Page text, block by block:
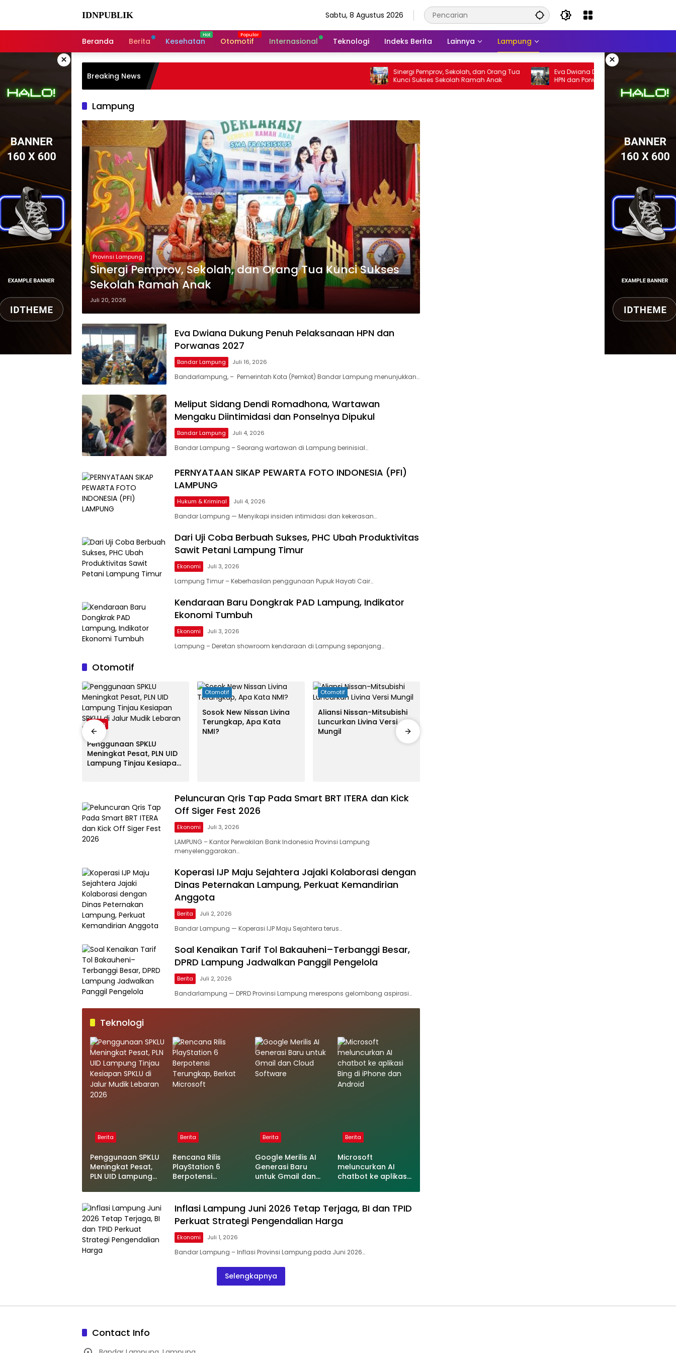
IDNPUBLIK Sabtu, 8 Agustus 2026
Beranda Berita Kesehatan Otomotif Internasional Teknologi Indeks Berita Lainnya Lampung
× ×
Breaking News
Sinergi Pemprov, Sekolah, dan Orang Tua
Kunci Sukses Sekolah Ramah Anak
Eva Dwiana Dukung Penuh Pelaksanaan
HPN dan Porwanas 2027
Lampung
Provinsi Lampung
Sinergi Pemprov, Sekolah, dan Orang Tua Kunci Sukses
Sekolah Ramah Anak
Juli 20, 2026
Eva Dwiana Dukung Penuh Pelaksanaan HPN dan
Porwanas 2027
Bandar Lampung Juli 16, 2026
Bandarlampung, – Pemerintah Kota (Pemkot) Bandar Lampung menunjukkan…
Meliput Sidang Dendi Romadhona, Wartawan
Mengaku Diintimidasi dan Ponselnya Dipukul
Bandar Lampung Juli 4, 2026
Bandar Lampung – Seorang wartawan di Lampung berinisial…
PERNYATAAN SIKAP ​PEWARTA FOTO INDONESIA (PFI)
LAMPUNG
Hukum & Kriminal Juli 4, 2026
​Bandar Lampung — ​Menyikapi insiden intimidasi dan kekerasan…
Dari Uji Coba Berbuah Sukses, PHC Ubah Produktivitas
Sawit Petani Lampung Timur
Ekonomi Juli 3, 2026
Lampung Timur – Keberhasilan penggunaan Pupuk Hayati Cair…
Kendaraan Baru Dongkrak PAD Lampung, Indikator
Ekonomi Tumbuh
Ekonomi Juli 3, 2026
Lampung – Deretan showroom kendaraan di Lampung sepanjang…
Otomotif
Berita
Penggunaan SPKLU
Meningkat Pesat, PLN UID
Lampung Tinjau Kesiapan
Otomotif
Sosok New Nissan Livina
Terungkap, Apa Kata
NMI?
Otomotif
Aliansi Nissan-Mitsubishi
Luncurkan Livina Versi
Mungil
Peluncuran Qris Tap Pada Smart BRT ITERA dan Kick
Off Siger Fest 2026
Ekonomi Juli 3, 2026
LAMPUNG – Kantor Perwakilan Bank Indonesia Provinsi Lampung
menyelenggarakan…
Koperasi IJP Maju Sejahtera Jajaki Kolaborasi dengan
Dinas Peternakan Lampung, Perkuat Kemandirian
Anggota
Berita Juli 2, 2026
Bandar Lampung — Koperasi IJP Maju Sejahtera terus…
Soal Kenaikan Tarif Tol Bakauheni–Terbanggi Besar,
DPRD Lampung Jadwalkan Panggil Pengelola
Berita Juli 2, 2026
Bandarlampung — DPRD Provinsi Lampung merespons gelombang aspirasi…
Teknologi
Berita
Penggunaan SPKLU
Meningkat Pesat,
PLN UID Lampung
SPKLU di Jalur Mudik
Lebaran 2026
Berita
Rencana Rilis
PlayStation 6
Berpotensi
Microsoft
Berita
Google Merilis AI
Generasi Baru
untuk Gmail dan
Berita
Microsoft
meluncurkan AI
chatbot ke aplikasi
Android
Inflasi Lampung Juni 2026 Tetap Terjaga, BI dan TPID
Perkuat Strategi Pengendalian Harga
Ekonomi Juli 1, 2026
Bandar Lampung – Inflasi Provinsi Lampung pada Juni 2026…
Selengkapnya
Contact Info